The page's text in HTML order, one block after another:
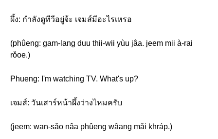
ผึ้ง: กำลังดูทีวีอยู่จ้ะ เจมส์มีอะไรเหรอ
(phûeng: gam-lang duu thii-wii yùu jâa. jeem mii à-rai
rǒoe.)
Phueng: I'm watching TV. What's up?
เจมส์: วันเสาร์หน้าผึ้งว่างไหมครับ
(jeem: wan-sǎo nâa phûeng wâang mǎi khráp.)